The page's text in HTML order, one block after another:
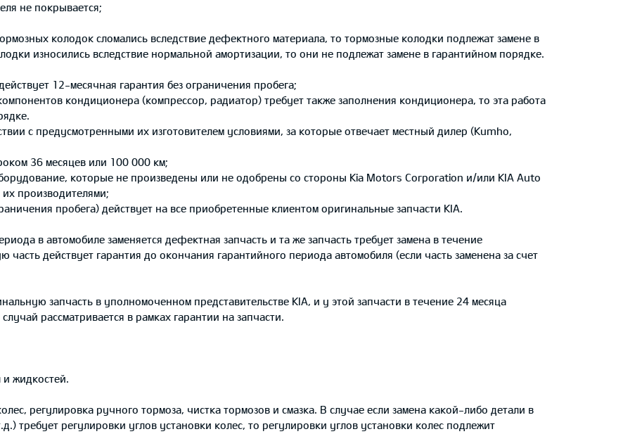
не покрывается;
колодок сломались вследствие дефектного материала, то тормозные колодки подлежат замене в
износились вследствие нормальной амортизации, то они не подлежат замене в гарантийном порядке.
12-месячная гарантия без ограничения пробега;
кондиционера (компрессор, радиатор) требует также заполнения кондиционера, то эта работа
с предусмотренными их изготовителем условиями, за которые отвечает местный дилер (Kumho,
36 месяцев или 100 000 км;
которые не произведены или не одобрены со стороны Kia Motors Corporation и/или KIA Auto
их производителями;
пробега) действует на все приобретенные клиентом оригинальные запчасти KIA.
в автомобиле заменяется дефектная запчасть и та же запчасть требует замена в течение
часть действует гарантия до окончания гарантийного периода автомобиля (если часть заменена за счет
запчасть в уполномоченном представительстве KIA, и у этой запчасти в течение 24 месяца
рассматривается в рамках гарантии на запчасти.
и жидкостей.
регулировка ручного тормоза, чистка тормозов и смазка. В случае если замена какой-либо детали в
требует регулировки углов установки колес, то регулировки углов установки колес подлежит